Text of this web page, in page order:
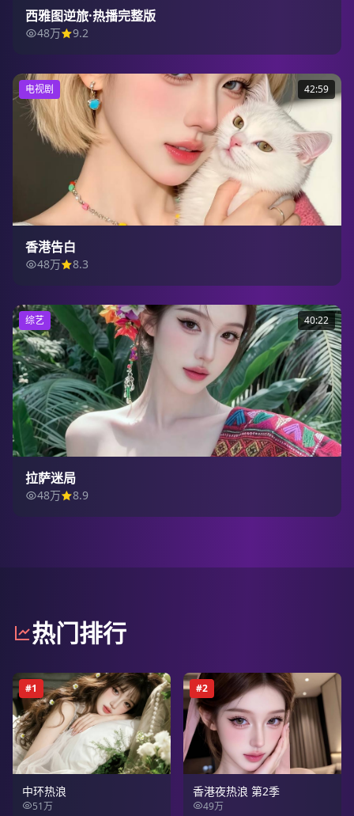
西雅图逆旅·热播完整版
48万 9.2
电视剧 42:59
香港告白
48万 8.3
综艺 40:22
拉萨迷局
48万 8.9
热门排行
#1
中环热浪
51万
#2
香港夜热浪 第2季
49万